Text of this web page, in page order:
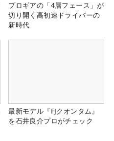
プロギアの「4層フェース」が
切り開く高初速ドライバーの
新時代
最新モデル『FJクオンタム』
を石井良介プロがチェック